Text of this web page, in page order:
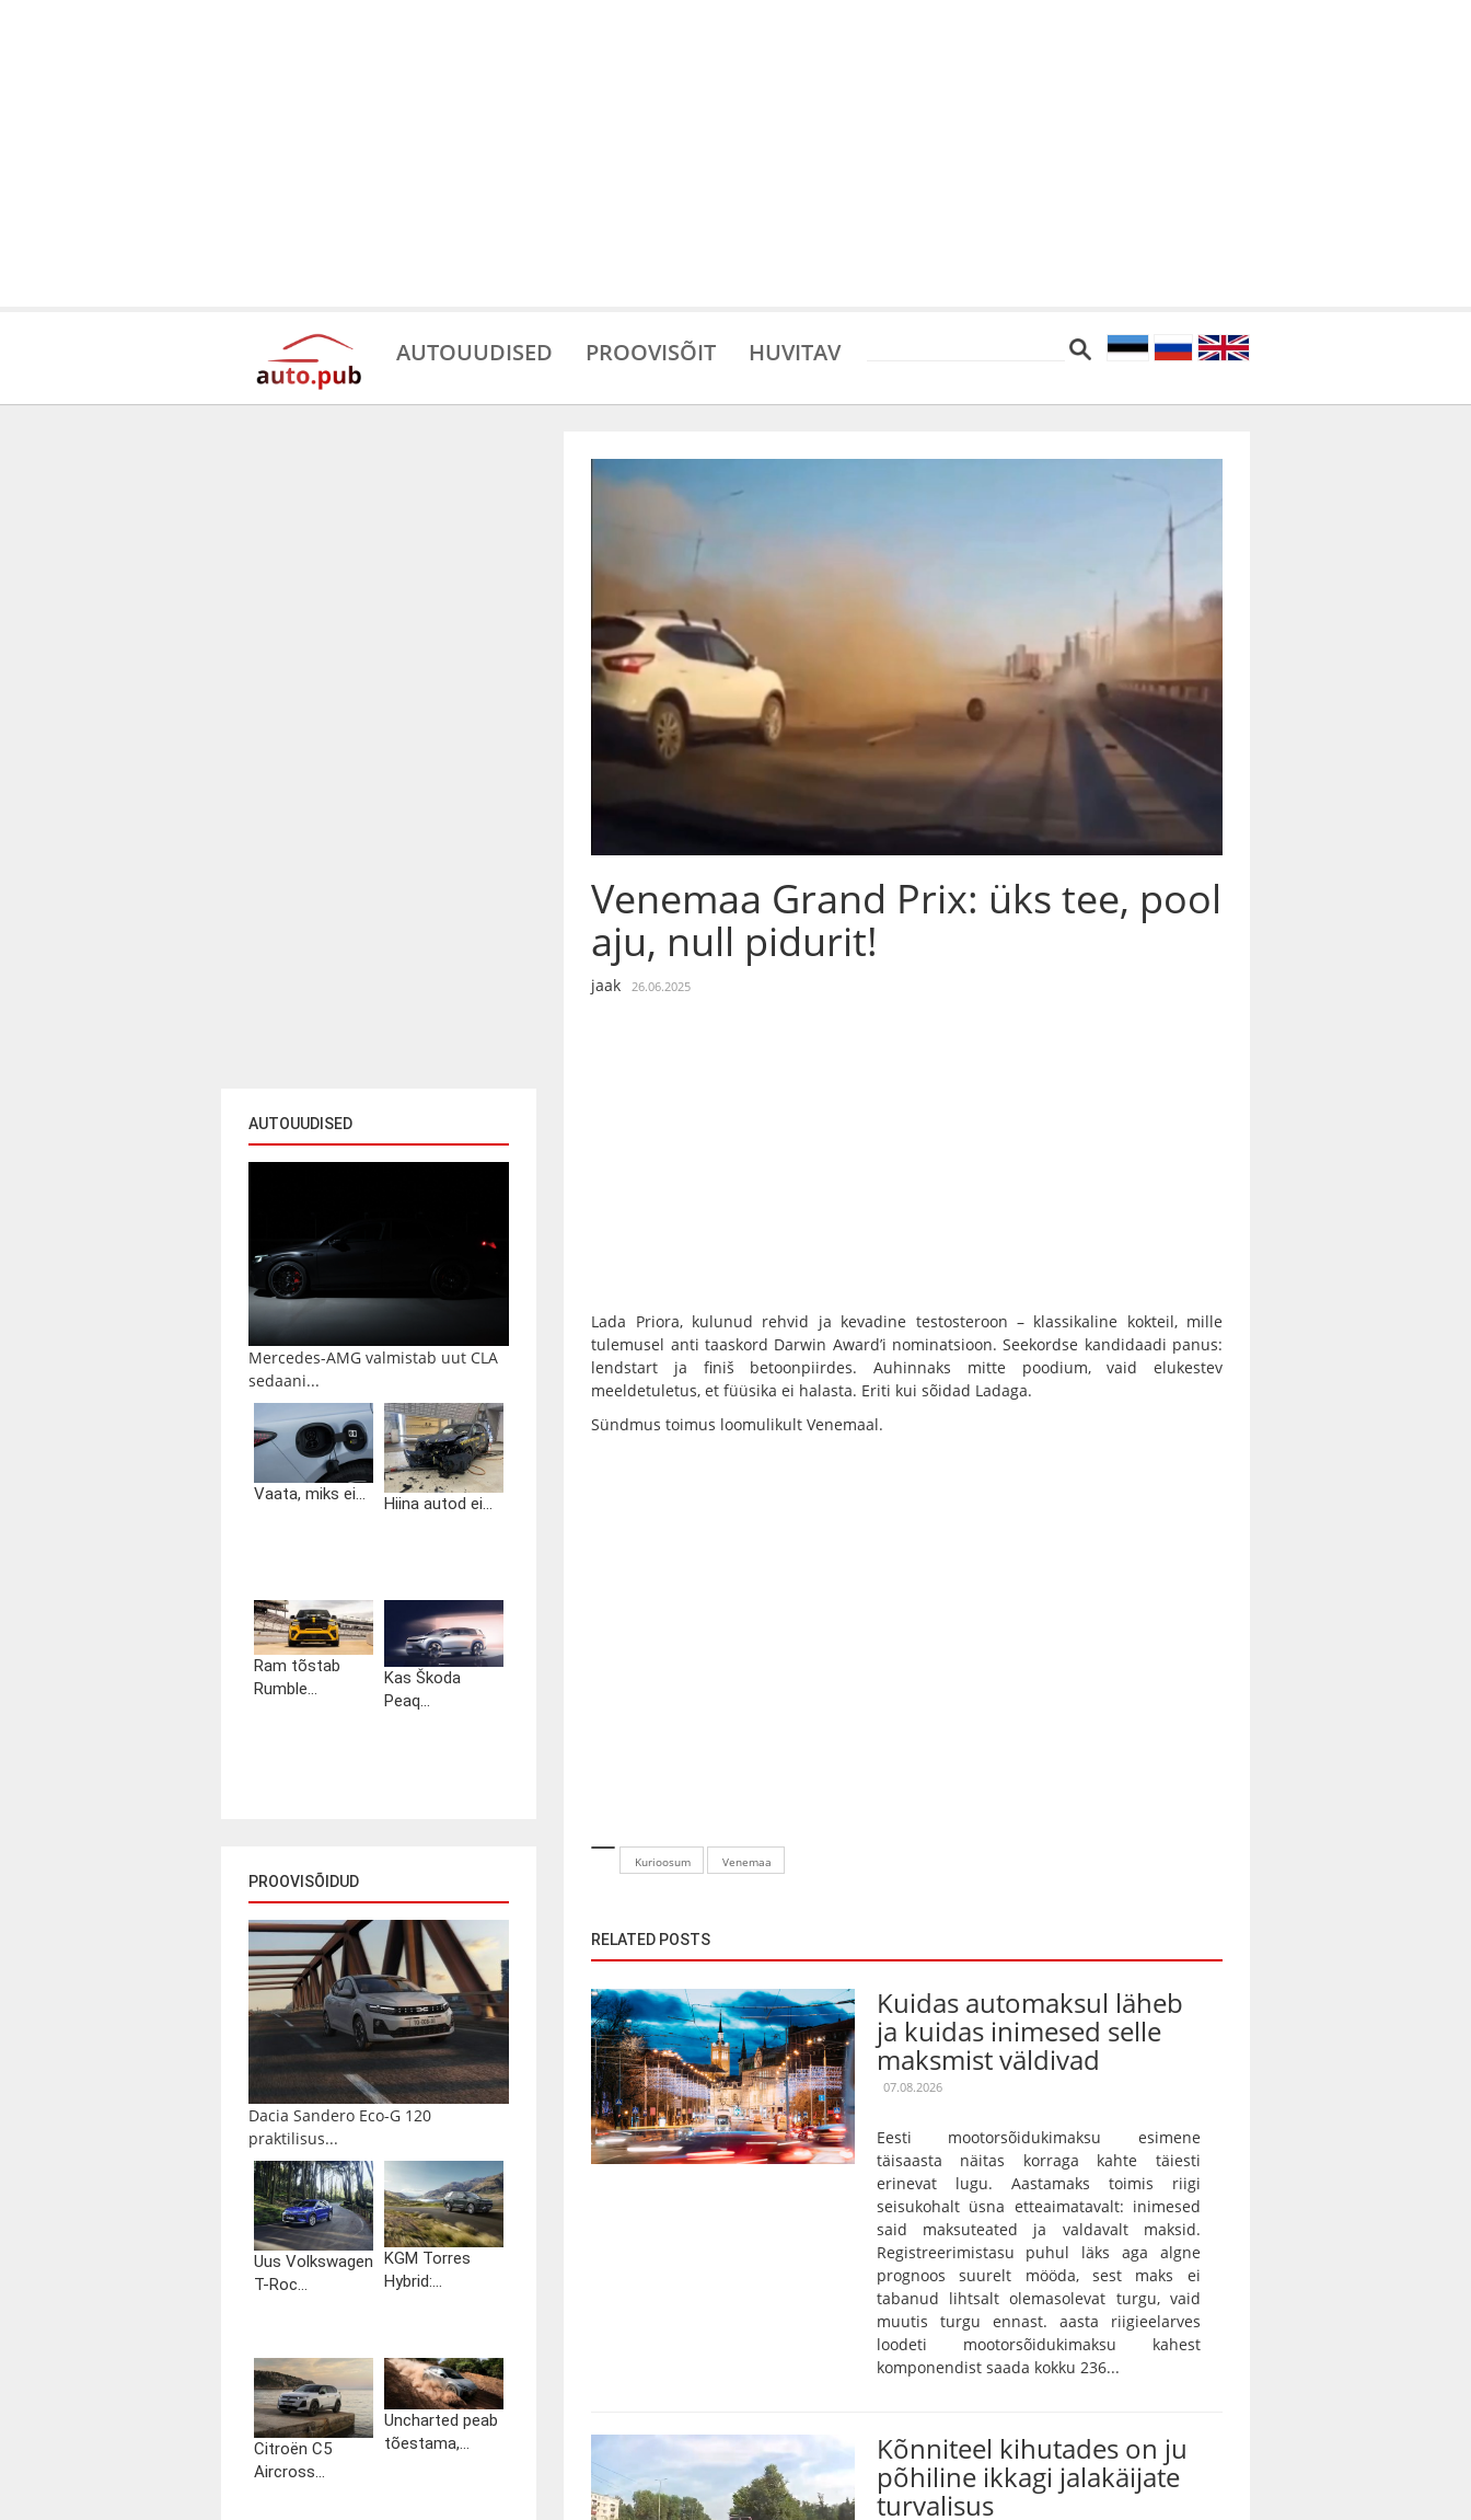
AUTOUUDISED PROOVISÕIT HUVITAV
AUTOUUDISED
Mercedes-AMG valmistab uut CLA
sedaani...
Vaata, miks ei...
Hiina autod ei...
Ram tõstab
Rumble...
Kas Škoda
Peaq...
PROOVISÕIDUD
Dacia Sandero Eco-G 120
praktilisus...
Uus Volkswagen
T-Roc...
KGM Torres
Hybrid:...
Citroën C5
Aircross...
Uncharted peab
tõestama,...
Venemaa Grand Prix: üks tee, pool
aju, null pidurit!
jaak 26.06.2025
Lada Priora, kulunud rehvid ja kevadine testosteroon – klassikaline kokteil, mille
tulemusel anti taaskord Darwin Award’i nominatsioon. Seekordse kandidaadi panus:
lendstart ja finiš betoonpiirdes. Auhinnaks mitte poodium, vaid elukestev
meeldetuletus, et füüsika ei halasta. Eriti kui sõidad Ladaga.
Sündmus toimus loomulikult Venemaal.
Kurioosum Venemaa
RELATED POSTS
Kuidas automaksul läheb
ja kuidas inimesed selle
maksmist väldivad
07.08.2026
Eesti mootorsõidukimaksu esimene
täisaasta näitas korraga kahte täiesti
erinevat lugu. Aastamaks toimis riigi
seisukohalt üsna etteaimatavalt: inimesed
said maksuteated ja valdavalt maksid.
Registreerimistasu puhul läks aga algne
prognoos suurelt mööda, sest maks ei
tabanud lihtsalt olemasolevat turgu, vaid
muutis turgu ennast. aasta riigieelarves
loodeti mootorsõidukimaksu kahest
komponendist saada kokku 236...
Kõnniteel kihutades on ju
põhiline ikkagi jalakäijate
turvalisus